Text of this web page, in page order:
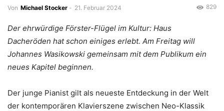
Von Michael Stocker - 21. Februar 2024 829
Der ehrwürdige Förster-Flügel im Kultur: Haus
Dacheröden hat schon einiges erlebt. Am Freitag will
Johannes Wasikowski gemeinsam mit dem Publikum ein
neues Kapitel beginnen.
Der junge Pianist gilt als neueste Entdeckung in der Welt
der kontemporären Klavierszene zwischen Neo-Klassik